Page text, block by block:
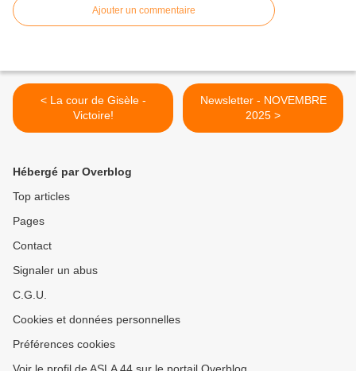
Ajouter un commentaire
< La cour de Gisèle -
Victoire!
Newsletter - NOVEMBRE
2025 >
Hébergé par Overblog
Top articles
Pages
Contact
Signaler un abus
C.G.U.
Cookies et données personnelles
Préférences cookies